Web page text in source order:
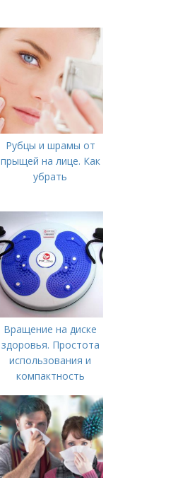
Рубцы и шрамы от
прыщей на лице. Как
убрать
Вращение на диске
здоровья. Простота
использования и
компактность